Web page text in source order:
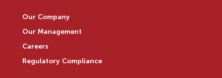
Our Company
Our Management
Careers
Regulatory Compliance